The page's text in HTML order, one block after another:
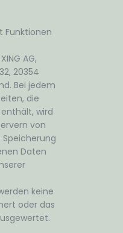
Funktionen
AG,
20354
Bei jedem
die
enthält, wird
von
Speicherung
Daten
keine
oder das